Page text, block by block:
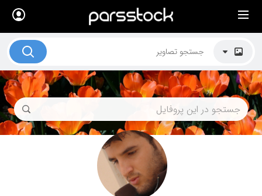
× لیست قیمت ها
کاربرد تصاویر
موضوعات تصاویر
دکوراسیون و فضاها
هنرمندان ایرانی
کسب درآمد از فروش تصاویر
021 28428845